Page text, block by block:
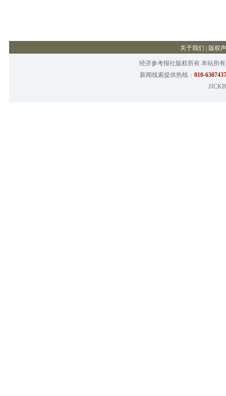
关于我们 版权
经济参考报社版权所有 本站所
新闻线索提供热线： 010-